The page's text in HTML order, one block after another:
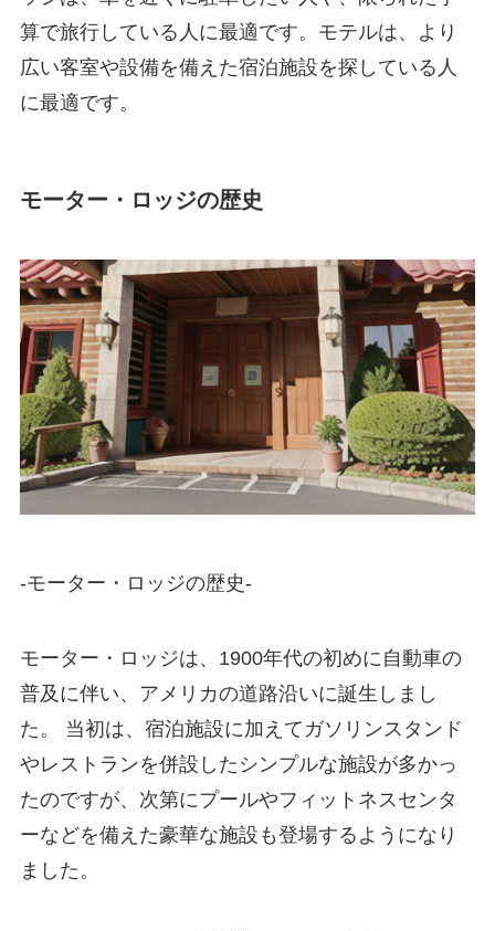
算で旅行している人に最適です。モテルは、より
広い客室や設備を備えた宿泊施設を探している人
に最適です。
モーター・ロッジの歴史
-モーター・ロッジの歴史-
モーター・ロッジは、1900年代の初めに自動車の
普及に伴い、アメリカの道路沿いに誕生しまし
た。
当初は、宿泊施設に加えてガソリンスタンド
やレストランを併設したシンプルな施設が多かっ
たのですが、次第にプールやフィットネスセンタ
ーなどを備えた豪華な施設も登場するようになり
ました。